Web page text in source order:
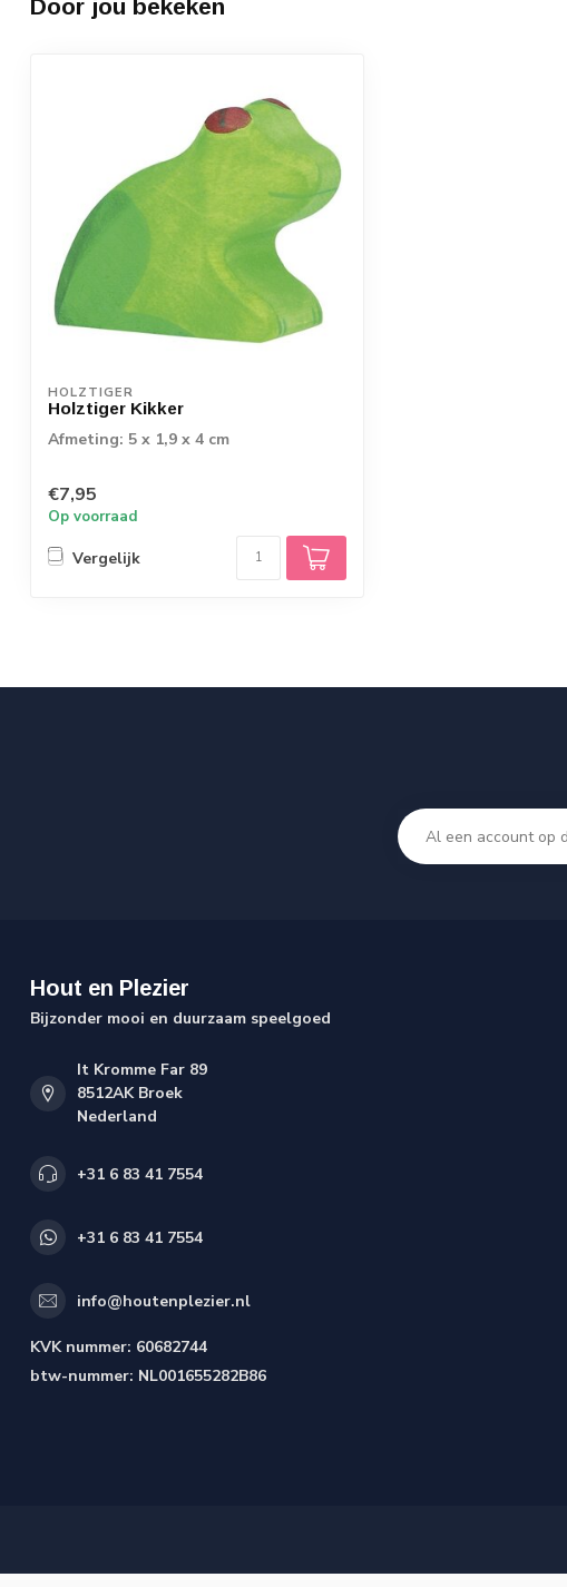
Door jou bekeken
HOLZTIGER
Holztiger Kikker
Afmeting: 5 x 1,9 x 4 cm
€7,95
Op voorraad
Vergelijk
Hout en Plezier
Bijzonder mooi en duurzaam speelgoed
It Kromme Far 89
8512AK Broek
Nederland
+31 6 83 41 7554
+31 6 83 41 7554
info@houtenplezier.nl
KVK nummer: 60682744
btw-nummer: NL001655282B86